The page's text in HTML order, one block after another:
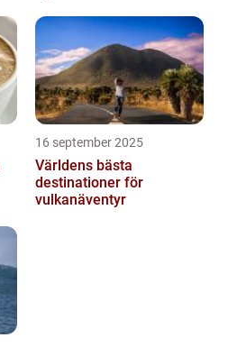
16 september 2025
Världens bästa
destinationer för
vulkanäventyr